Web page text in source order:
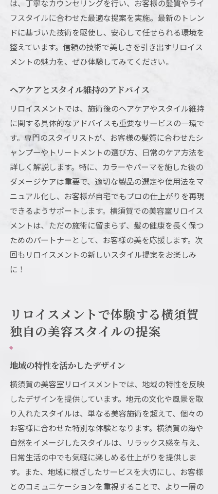
髪質に合わせたナチュラルスタイル
自然な仕上がりで日常に溶け込む
お客様の自然美を引き立てる技術
シンプルでありながら洗練されたデザイン
は、丁寧なカウンセリングを行い、お客様の髪質やライ
フスタイルに合わせた最適な提案を実施。最新のトレン
ドに基づいた技術を駆使し、安心して任せられる環境を
整えています。信頼の技術で美しさを引き出すリロイス
メントの魅力を、ぜひ体験してみてください。
ヘアケアとスタイル維持のアドバイス
リロイスメントでは、施術後のヘアケアやスタイル維持
に関する具体的なアドバイスも重要なサービスの一環で
す。専門のスタイリストが、お客様の髪質に合わせたシ
ャンプーやトリートメントの選び方、日常のケア方法を
詳しく解説します。特に、カラーやパーマを施した後の
ダメージケアは重要で、適切な製品の選定や使用法をマ
ニュアル化し、お客様が自宅でもプロの仕上がりを再現
できるようサポートします。横須賀での美容室リロイス
メントは、ただの施術に留まらず、髪の健康を長く保つ
ためのパートナーとして、お客様の美を応援します。次
回もリロイスメントの新しいスタイル提案をお楽しみ
に！
リロイスメントで体験する横須賀
独自の美容スタイルの提案
地域の特性を活かしたデザイン
横須賀の美容室リロイスメントでは、地域の特性を反映
したデザインを提供しています。地元の文化や風景を取
り入れたスタイルは、単なる美容施術を超えて、個々の
お客様に合わせた特別な体験となります。横須賀の海や
自然をイメージしたスタイルは、リラックス感を与え、
日常生活の中でも気軽に楽しめる仕上がりを提供しま
す。また、地域に根ざしたサービスを大切にし、お客様
とのコミュニケーションを重視することで、より一層の